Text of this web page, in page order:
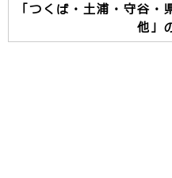
「つくば・土浦・守谷
他」